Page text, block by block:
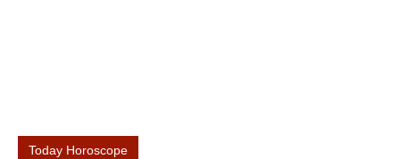
Today Horoscope